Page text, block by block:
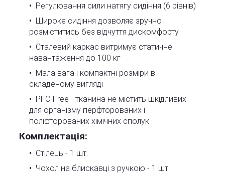
Регулювання сили натягу сидіння (6 рівнів)
Широке сидіння дозволяє зручно
розміститись без відчуття дискомфорту
Сталевий каркас витримує статичне
навантаження до 100 кг
Мала вага і компактні розміри в
складеному вигляді
PFC-Free - тканина не містить шкідливих
для організму перфторованих і
поліфторованих хімічних сполук
Комплектація:
Стілець - 1 шт.
Чохол на блискавці з ручкою - 1 шт.